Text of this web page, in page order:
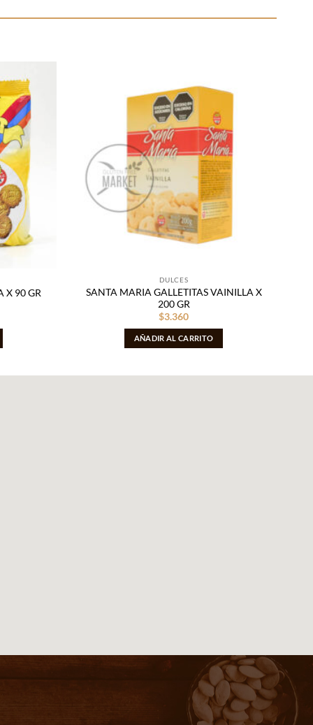
Añadir
a la
lista
deseos
X 90 GR
DULCES
SANTA MARIA GALLETITAS VAINILLA X
200 GR
$3.360
AÑADIR AL CARRITO